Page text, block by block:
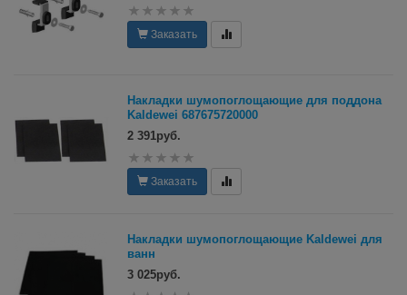
Заказать
Накладки шумопоглощающие для поддона
Kaldewei 687675720000
2 391руб.
Заказать
Накладки шумопоглощающие Kaldewei для
ванн
3 025руб.